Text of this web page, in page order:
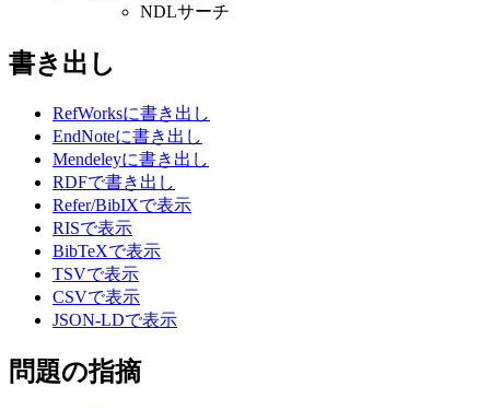
NDLサーチ
書き出し
RefWorksに書き出し
EndNoteに書き出し
Mendeleyに書き出し
RDFで書き出し
Refer/BibIXで表示
RISで表示
BibTeXで表示
TSVで表示
CSVで表示
JSON-LDで表示
問題の指摘